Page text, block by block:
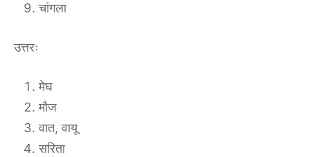
चांगला
उत्तरः
मेघ
मौज
वात, वायू
सरिता